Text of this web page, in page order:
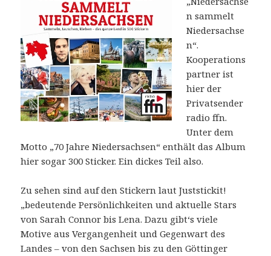
n sammelt
Niedersachse
n“.
Kooperations
partner ist
hier der
Privatsender
radio ffn.
Unter dem
Motto „70 Jahre Niedersachsen“ enthält das Album
hier sogar 300 Sticker. Ein dickes Teil also.
Zu sehen sind auf den Stickern laut Juststickit!
„bedeutende Persönlichkeiten und aktuelle Stars
von Sarah Connor bis Lena. Dazu gibt‘s viele
Motive aus Vergangenheit und Gegenwart des
Landes – von den Sachsen bis zu den Göttinger